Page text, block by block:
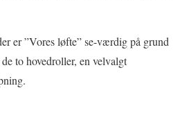
er ”Vores løfte” se-værdig på grund
to hovedroller, en velvalgt